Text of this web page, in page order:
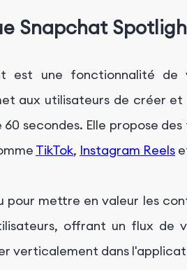
Snapchat
est une fonctionnalité
aux utilisateurs de créer
secondes. Elle propose
TikTok, Instagram Reels
pour mettre en valeur les
offrant un flux de
verticalement dans